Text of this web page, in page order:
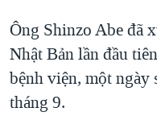
KHOA HỌC
SỨC KHOẺ
VĂN HOÁ
THỂ THAO
NGÀY TỊ NẠN THẾ GIỚI
TRỊNH VĨNH BÌNH -
GROUND ZERO – XƯA
Ngôn ngữ khác
Ông Shinzo Abe đã
Nhật Bản lần đầu
bệnh viện, một ngày
tháng 9.